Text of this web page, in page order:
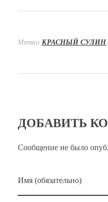
Метки:КРАСНЫЙ СУЛИН,
ДОБАВИТЬ
Сообщение не было
Имя (обязательно)